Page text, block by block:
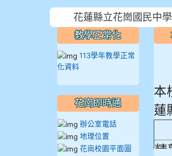
花蓮縣立花崗國民中學
本
蓮
精
教學正常化
113學年教學正常
化資料
花崗即時通
辦公室電話
地理位置
花崗校園平面圖